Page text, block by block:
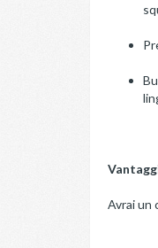
Avrai un